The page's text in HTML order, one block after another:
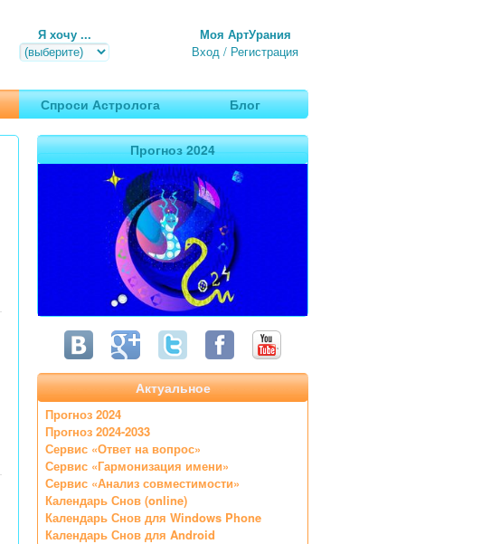
Я хочу ...
Моя АртУрания
Вход / Регистрация
Спроси Астролога Блог
Прогноз 2024
Актуальное
Прогноз 2024
Прогноз 2024-2033
Сервис «Ответ на вопрос»
Сервис «Гармонизация имени»
Сервис «Анализ совместимости»
Календарь Снов (online)
Календарь Снов для Windows Phone
Календарь Снов для Android